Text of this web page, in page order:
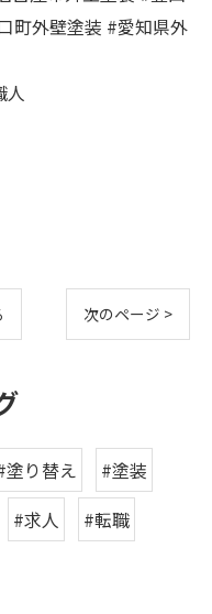
町外壁塗装 #愛知県外
人
次のページ >
塗り替え
#塗装
#求人
#転職